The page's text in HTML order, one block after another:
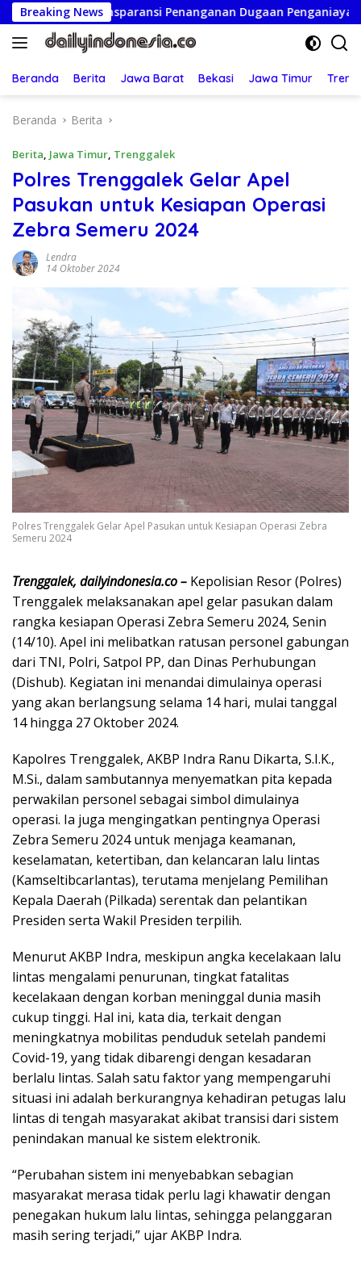
Langsung
ke
konten
Breaking NewsPenanganan Dugaan Penganiayaan
Beranda Berita Jawa Barat Bekasi Jawa Timur
Beranda Berita
Berita, Jawa Timur, Trenggalek
Polres Trenggalek Gelar Apel
Pasukan untuk Kesiapan Operasi
Zebra Semeru 2024
Lendra
14 Oktober 2024
Polres Trenggalek Gelar Apel Pasukan untuk Kesiapan Operasi Zebra
Semeru 2024
Trenggalek, dailyindonesia.co – Kepolisian Resor (Polres)
Trenggalek melaksanakan apel gelar pasukan dalam
rangka kesiapan Operasi Zebra Semeru 2024, Senin
(14/10). Apel ini melibatkan ratusan personel gabungan
dari TNI, Polri, Satpol PP, dan Dinas Perhubungan
(Dishub). Kegiatan ini menandai dimulainya operasi
yang akan berlangsung selama 14 hari, mulai tanggal
14 hingga 27 Oktober 2024.
Kapolres Trenggalek, AKBP Indra Ranu Dikarta, S.I.K.,
M.Si., dalam sambutannya menyematkan pita kepada
perwakilan personel sebagai simbol dimulainya
operasi. Ia juga mengingatkan pentingnya Operasi
Zebra Semeru 2024 untuk menjaga keamanan,
keselamatan, ketertiban, dan kelancaran lalu lintas
(Kamseltibcarlantas), terutama menjelang Pemilihan
Kepala Daerah (Pilkada) serentak dan pelantikan
Presiden serta Wakil Presiden terpilih.
Menurut AKBP Indra, meskipun angka kecelakaan lalu
lintas mengalami penurunan, tingkat fatalitas
kecelakaan dengan korban meninggal dunia masih
cukup tinggi. Hal ini, kata dia, terkait dengan
meningkatnya mobilitas penduduk setelah pandemi
Covid-19, yang tidak dibarengi dengan kesadaran
berlalu lintas. Salah satu faktor yang mempengaruhi
situasi ini adalah berkurangnya kehadiran petugas lalu
lintas di tengah masyarakat akibat transisi dari sistem
penindakan manual ke sistem elektronik.
“Perubahan sistem ini menyebabkan sebagian
masyarakat merasa tidak perlu lagi khawatir dengan
penegakan hukum lalu lintas, sehingga pelanggaran
masih sering terjadi,” ujar AKBP Indra.